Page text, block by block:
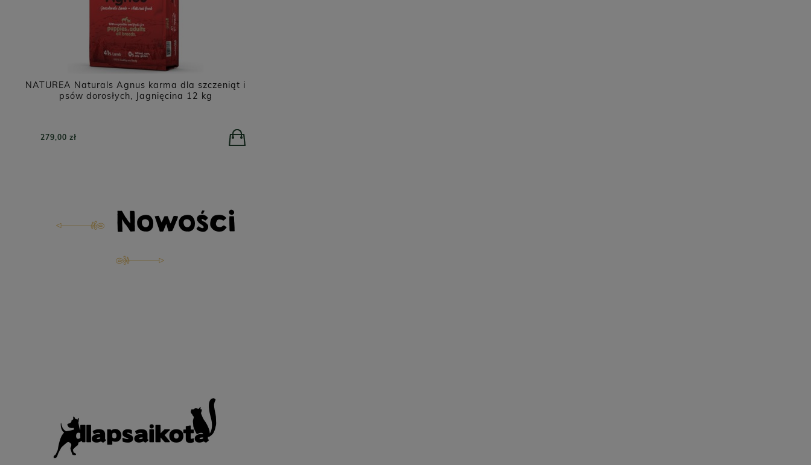
NATUREA Naturals Agnus karma dla szczeniąt i
psów dorosłych, Jagnięcina 12 kg
279,00 zł
Nowości